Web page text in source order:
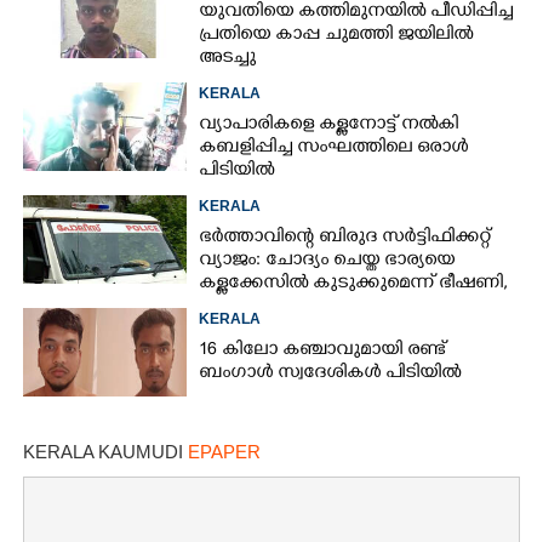
യുവതിയെ കത്തിമുനയിൽ പീഡിപ്പിച്ച
പ്രതിയെ കാപ്പ ചുമത്തി ജയിലിൽ
അടച്ചു
KERALA
വ്യാപാരികളെ കള്ളനോട്ട് നൽകി
കബളിപ്പിച്ച സംഘത്തിലെ ഒരാൾ
പിടിയിൽ
KERALA
ഭർത്താവിന്റെ ബിരുദ സർട്ടിഫിക്കറ്റ്
വ്യാജം: ചോദ്യം ചെയ്ത ഭാര്യയെ
കള്ളക്കേസിൽ കുടുക്കുമെന്ന് ഭീഷണി,
കേസെടുത്തു
KERALA
16 കിലോ കഞ്ചാവുമായി രണ്ട്
ബംഗാൾ സ്വദേശികൾ പിടിയിൽ
KERALA KAUMUDI EPAPER